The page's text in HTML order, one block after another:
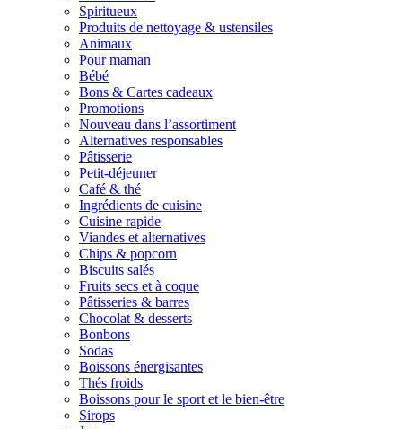
Spiritueux
Produits de nettoyage & ustensiles
Animaux
Pour maman
Bébé
Bons & Cartes cadeaux
Promotions
Nouveau dans l’assortiment
Alternatives responsables
Pâtisserie
Petit-déjeuner
Café & thé
Ingrédients de cuisine
Cuisine rapide
Viandes et alternatives
Chips & popcorn
Biscuits salés
Fruits secs et à coque
Pâtisseries & barres
Chocolat & desserts
Bonbons
Sodas
Boissons énergisantes
Thés froids
Boissons pour le sport et le bien-être
Sirops